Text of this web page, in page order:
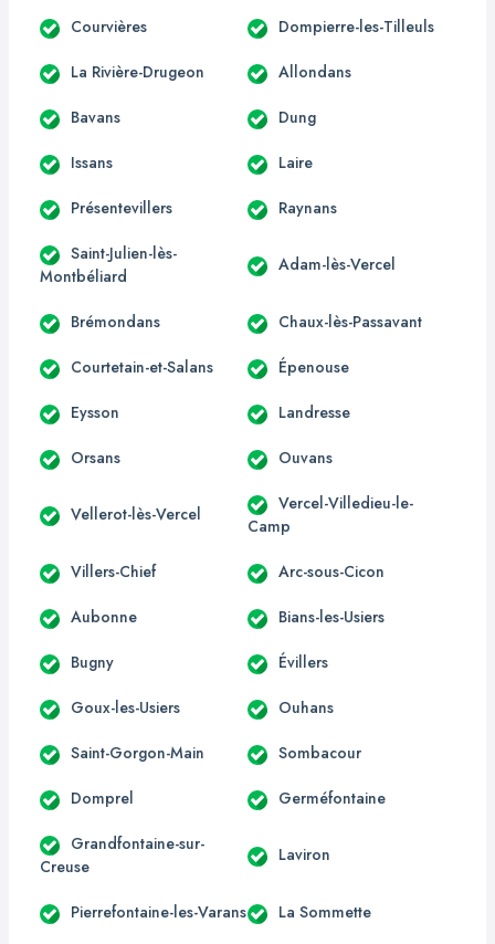
Courvières Dompierre-les-Tilleuls
La Rivière-Drugeon Allondans
Bavans Dung
Issans Laire
Présentevillers Raynans
Saint-Julien-lès-
Montbéliard
Adam-lès-Vercel
Brémondans Chaux-lès-Passavant
Courtetain-et-Salans Épenouse
Eysson Landresse
Orsans Ouvans
Vellerot-lès-Vercel
Vercel-Villedieu-le-
Camp
Villers-Chief Arc-sous-Cicon
Aubonne Bians-les-Usiers
Bugny Évillers
Goux-les-Usiers Ouhans
Saint-Gorgon-Main Sombacour
Domprel Germéfontaine
Grandfontaine-sur-
Creuse
Laviron
Pierrefontaine-les-Varans La Sommette